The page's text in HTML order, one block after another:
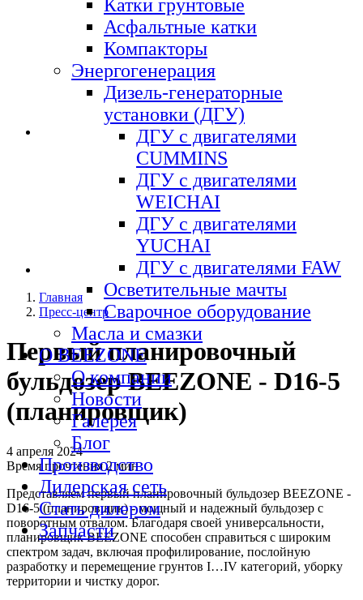
Катки грунтовые
Асфальтные катки
Компакторы
Энергогенерация
Дизель-генераторные
установки (ДГУ)
ДГУ с двигателями
CUMMINS
ДГУ с двигателями
WEICHAI
ДГУ с двигателями
YUCHAI
ДГУ с двигателями FAW
Осветительные мачты
Сварочное оборудование
Масла и смазки
О BEEZONE
О компании
Новости
Галерея
Блог
Производство
Дилерская сеть
Стать дилером
Запчасти
Главная
Пресс-центр
Первый планировочный
бульдозер BEEZONE - D16-5
(планировщик)
4 апреля 2024
Время прочтения2 мин
Представляем первый планировочный бульдозер BEEZONE -
D16-5­­ (планировщик) - мощный и надежный бульдозер с
поворотным отвалом. Благодаря своей универсальности,
планировщик BEEZONE способен справиться с широким
спектром задач, включая профилирование, послойную
разработку и перемещение грунтов I…IV категорий, уборку
территории и чистку дорог.